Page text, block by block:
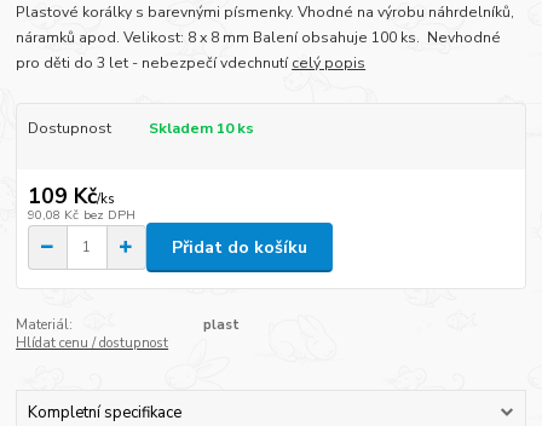
Plastové korálky s barevnými písmenky. Vhodné na výrobu náhrdelníků,
náramků apod. Velikost: 8 x 8 mm Balení obsahuje 100 ks. Nevhodné
pro děti do 3 let - nebezpečí vdechnutícelý popis
Dostupnost Skladem 10 ks
109 Kč/ks
90,08 Kč bez DPH
Přidat do košíku
Materiál:
plast
Hlídat cenu / dostupnost
Kompletní specifikace